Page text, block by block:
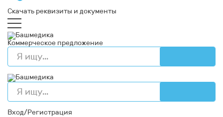
Скачать реквизиты и документы
Коммерческое предложение
Вход/Регистрация